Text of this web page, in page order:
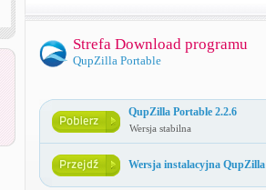
Strefa Download programu
QupZilla Portable
QupZilla Portable 2.2.6
Wersja stabilna
Wersja instalacyjna QupZilla